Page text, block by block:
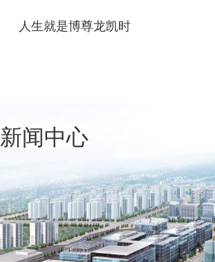
人生就是博尊龙凯时
新闻中心